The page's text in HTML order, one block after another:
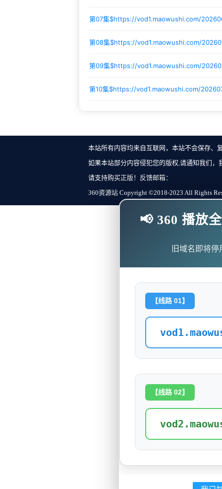
第07集$https://vod1.maowushi.com/
第08集$https://vod1.maowushi.com/
第09集$https://vod1.maowushi.com/
第10集$https://vod1.maowushi.com/
本站所有内容均来自互联网，本站不会保存、
如果本站部分内容侵犯您的版权,请通知我们
请支持购买正版！反馈邮箱：
360资源站 Copyright ©2018-2023 All Rights
📢 360 播放
旧域名即将
【线路 01】
【线路 02】